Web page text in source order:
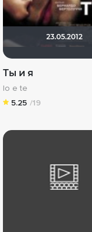
23.05.2012
Ты и я
Io e te
5.25 /19